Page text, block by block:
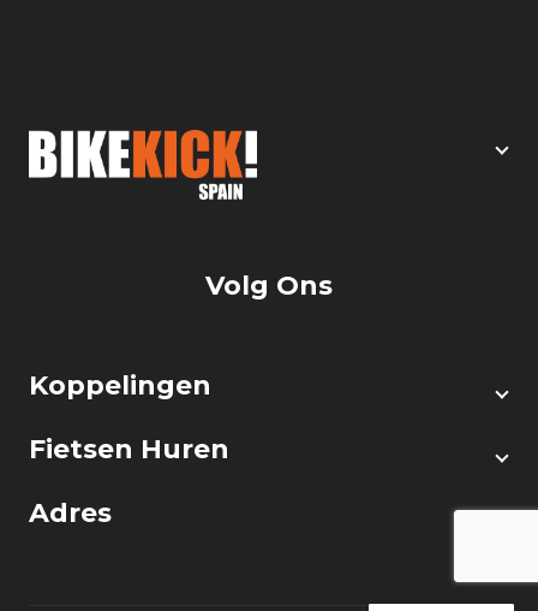
Volg Ons
Koppelingen
Fietsen Huren
Adres